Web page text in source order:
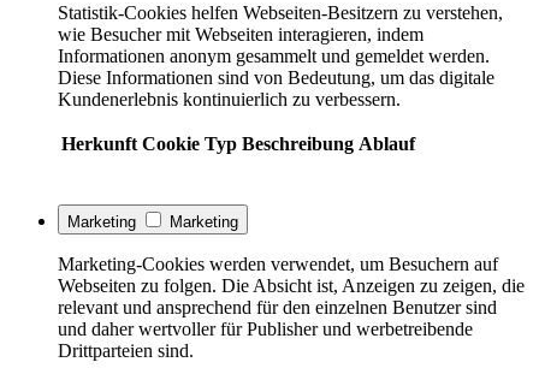
Statistik-Cookies helfen Webseiten-Besitzern zu verstehen,
wie Besucher mit Webseiten interagieren, indem
Informationen anonym gesammelt und gemeldet werden.
Diese Informationen sind von Bedeutung, um das digitale
Kundenerlebnis kontinuierlich zu verbessern.
Herkunft Cookie Typ Beschreibung Ablauf
Marketing Marketing
Marketing-Cookies werden verwendet, um Besuchern auf
Webseiten zu folgen. Die Absicht ist, Anzeigen zu zeigen, die
relevant und ansprechend für den einzelnen Benutzer sind
und daher wertvoller für Publisher und werbetreibende
Drittparteien sind.